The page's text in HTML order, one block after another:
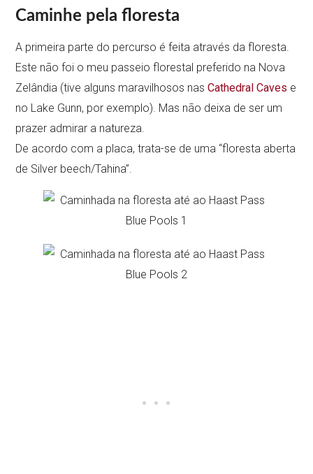
Caminhe pela floresta
A primeira parte do percurso é feita através da floresta.
Este não foi o meu passeio florestal preferido na Nova
Zelândia (tive alguns maravilhosos nasCathedral Caves e
no Lake Gunn, por exemplo). Mas não deixa de ser um
prazer admirar a natureza.
De acordo com a placa, trata-se de uma “floresta aberta
de Silver beech/Tahina”.